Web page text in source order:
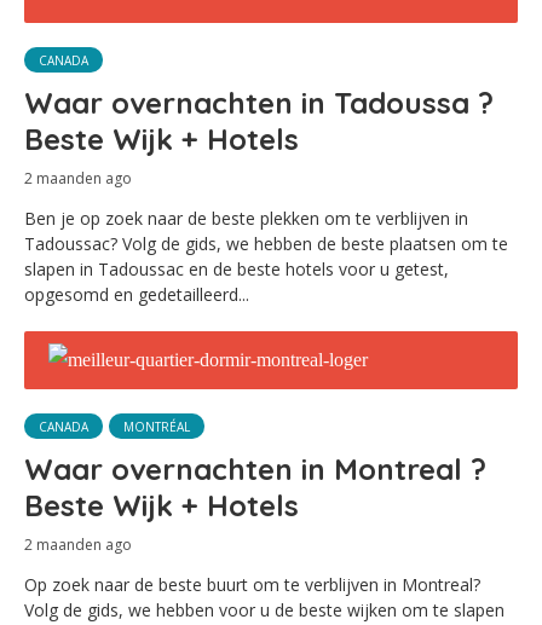
CANADA
Waar overnachten in Tadoussa ?
Beste Wijk + Hotels
2 maanden ago
Ben je op zoek naar de beste plekken om te verblijven in
Tadoussac? Volg de gids, we hebben de beste plaatsen om te
slapen in Tadoussac en de beste hotels voor u getest,
opgesomd en gedetailleerd...
CANADA MONTRÉAL
Waar overnachten in Montreal ?
Beste Wijk + Hotels
2 maanden ago
Op zoek naar de beste buurt om te verblijven in Montreal?
Volg de gids, we hebben voor u de beste wijken om te slapen